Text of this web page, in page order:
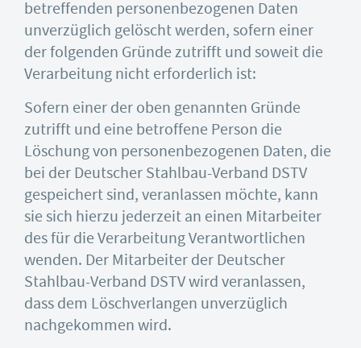
betreffenden personenbezogenen Daten
unverzüglich gelöscht werden, sofern einer
der folgenden Gründe zutrifft und soweit die
Verarbeitung nicht erforderlich ist:
Sofern einer der oben genannten Gründe
zutrifft und eine betroffene Person die
Löschung von personenbezogenen Daten, die
bei der Deutscher Stahlbau-Verband DSTV
gespeichert sind, veranlassen möchte, kann
sie sich hierzu jederzeit an einen Mitarbeiter
des für die Verarbeitung Verantwortlichen
wenden. Der Mitarbeiter der Deutscher
Stahlbau-Verband DSTV wird veranlassen,
dass dem Löschverlangen unverzüglich
nachgekommen wird.